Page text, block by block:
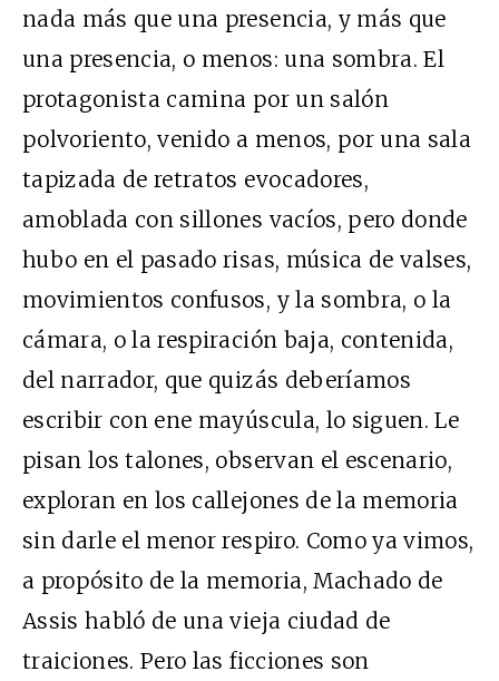
nada más que una presencia, y más que
una presencia, o menos: una sombra. El
protagonista camina por un salón
polvoriento, venido a menos, por una sala
tapizada de retratos evocadores,
amoblada con sillones vacíos, pero donde
hubo en el pasado risas, música de valses,
movimientos confusos, y la sombra, o la
cámara, o la respiración baja, contenida,
del narrador, que quizás deberíamos
escribir con ene mayúscula, lo siguen. Le
pisan los talones, observan el escenario,
exploran en los callejones de la memoria
sin darle el menor respiro. Como ya vimos,
a propósito de la memoria, Machado de
Assis habló de una vieja ciudad de
traiciones. Pero las ficciones son